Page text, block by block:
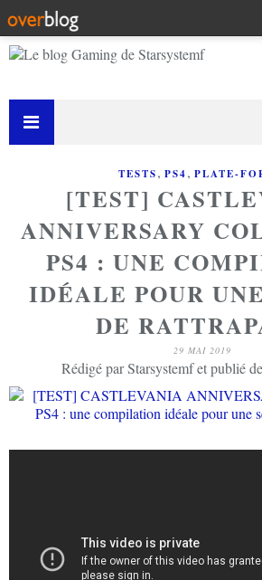
TESTS, PS4, PLATE-
[TEST]
ANNIVERSARY
PS4 : UNE
IDÉALE POUR
DE
29 MAI 2019
Rédigé par Starsystemf et publié